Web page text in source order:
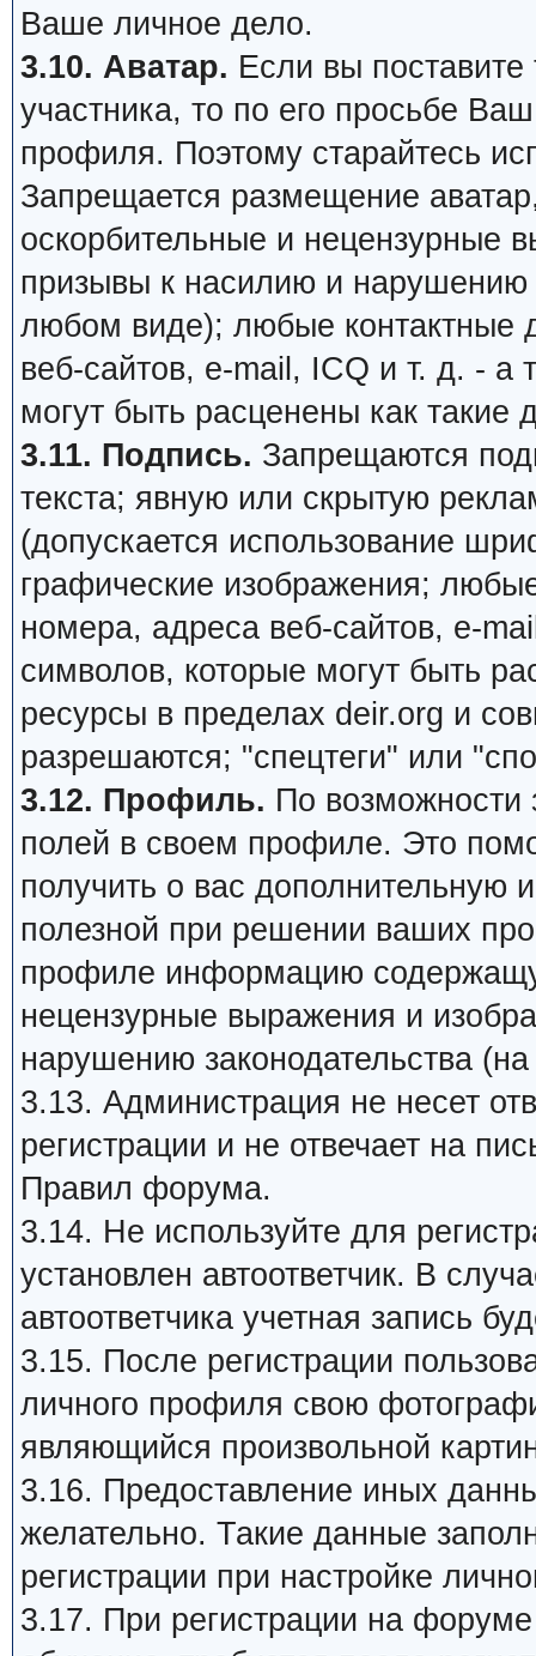
Ваше личное дело.
3.10. Аватар. Если вы поставите
участника, то по его просьбе
профиля. Поэтому старайтесь
Запрещается размещение
оскорбительные и нецензурные
призывы к насилию и нарушению
любом виде); любые контактные
веб-сайтов, e-mail, ICQ и т. д. - а
могут быть расценены как
3.11. Подпись. Запрещаются
текста; явную или скрытую
(допускается использование
графические изображения;
номера, адреса веб-сайтов, e-
символов, которые могут быть
ресурсы в пределах deir.org и
разрешаются; "спецтеги" или
3.12. Профиль. По возможности
полей в своем профиле. Это
получить о вас дополнительную
полезной при решении ваших
профиле информацию
нецензурные выражения и
нарушению законодательства
3.13. Администрация не несет
регистрации и не отвечает на
Правил форума.
3.14. Не используйте для
установлен автоответчик. В
автоответчика учетная запись
3.15. После регистрации
личного профиля свою
являющийся произвольной
3.16. Предоставление иных
желательно. Такие данные
регистрации при настройке
3.17. При регистрации на